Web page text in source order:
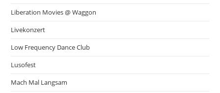
Liberation Movies @ Waggon
Livekonzert
Low Frequency Dance Club
Lusofest
Mach Mal Langsam